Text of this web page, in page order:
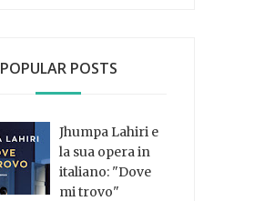
POPULAR POSTS
Jhumpa Lahiri e
la sua opera in
italiano: "Dove
mi trovo"